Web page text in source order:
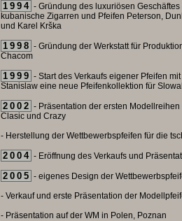
1994 - Gründung des luxuriösen
kubanische Zigarren und Pfeifen Peterson,
und Karel Krška
1998 - Gründung der Werkstatt für
Chacom
1999 - Start des Verkaufs eigener Pfeifen
Stanislaw eine neue Pfeifenkollektion für
2002 - Präsentation der ersten
Clasic und Crazy
- Herstellung der Wettbewerbspfeifen für die
2004 - Eröffnung des Verkaufs und
2005 - eigenes Design der
- Verkauf und erste Präsentation der
- Präsentation auf der WM in Polen, Poznan